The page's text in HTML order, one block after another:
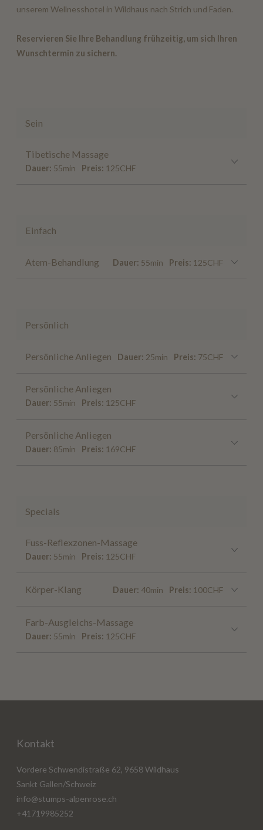
unserem Wellnesshotel in Wildhaus nach Strich und Faden.
Reservieren Sie Ihre Behandlung frühzeitig, um sich Ihren
Wunschtermin zu sichern.
Sein
Tibetische Massage
Dauer: 55min Preis: 125CHF
Einfach
Atem-Behandlung Dauer: 55min Preis: 125CHF
Persönlich
Persönliche Anliegen Dauer: 25min Preis: 75CHF
Persönliche Anliegen
Dauer: 55min Preis: 125CHF
Persönliche Anliegen
Dauer: 85min Preis: 169CHF
Specials
Fuss-Reflexzonen-Massage
Dauer: 55min Preis: 125CHF
Körper-Klang Dauer: 40min Preis: 100CHF
Farb-Ausgleichs-Massage
Dauer: 55min Preis: 125CHF
Kontakt
Vordere Schwendistraße 62, 9658 Wildhaus
Sankt Gallen/Schweiz
info@stumps-alpenrose.ch
+41719985252